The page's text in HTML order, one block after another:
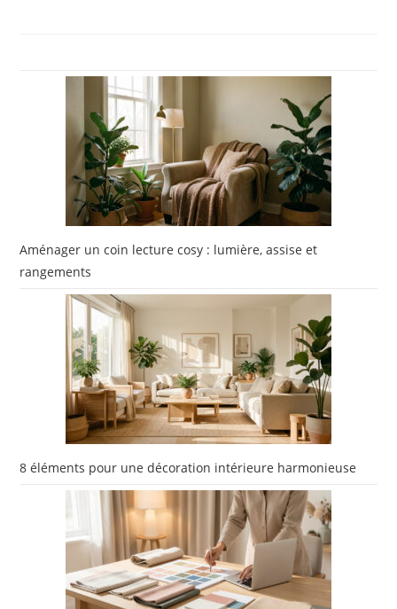
Aménager un coin lecture cosy : lumière, assise et
rangements
8 éléments pour une décoration intérieure harmonieuse